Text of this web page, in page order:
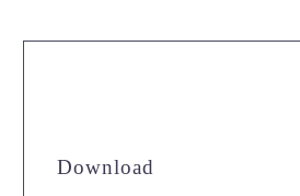
Download